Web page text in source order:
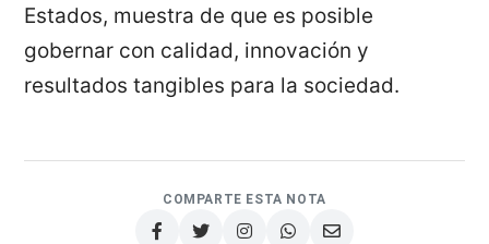
Estados, muestra de que es posible
gobernar con calidad, innovación y
resultados tangibles para la sociedad.
COMPARTE ESTA NOTA